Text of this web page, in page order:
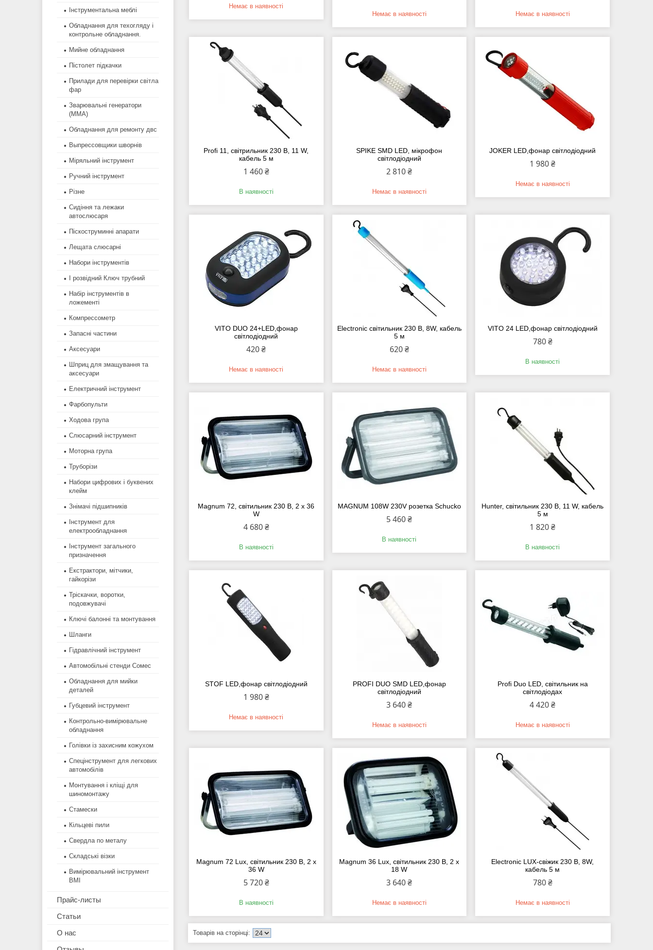
Немає в наявності
Немає в наявності Немає в наявності
Profi 11, cвітрильник 230 В, 11 W,
кабель 5 м
1 460 ₴
В наявності
SPIKE SMD LED, мікрофон
світлодіодний
2 810 ₴
Немає в наявності
JOKER LED,фонар світлодіодний
1 980 ₴
Немає в наявності
VITO DUO 24+LED,фонар
світлодіодний
420 ₴
Немає в наявності
Electronic світильник 230 В, 8W, кабель
5 м
620 ₴
Немає в наявності
VITO 24 LED,фонар світлодіодний
780 ₴
В наявності
Magnum 72, світильник 230 В, 2 х 36
W
4 680 ₴
В наявності
MAGNUM 108W 230V розетка Schucko
5 460 ₴
В наявності
Hunter, світильник 230 В, 11 W, кабель
5 м
1 820 ₴
В наявності
STOF LED,фонар світлодіодний
1 980 ₴
Немає в наявності
PROFI DUO SMD LED,фонар
світлодіодний
3 640 ₴
Немає в наявності
Profi Duo LED, світильник на
світлодіодах
4 420 ₴
Немає в наявності
Magnum 72 Lux, світильник 230 В, 2 х
36 W
5 720 ₴
В наявності
Magnum 36 Lux, світильник 230 В, 2 х
18 W
3 640 ₴
Немає в наявності
Electronic LUX-свіжик 230 В, 8W,
кабель 5 м
780 ₴
Немає в наявності
Інструментальна меблі
Обладнання для техогляду і
контрольне обладнання.
Мийне обладнання
Пістолет підкачки
Прилади для перевірки світла
фар
Зварювальні генератори
(MMA)
Обладнання для ремонту двс
Выпрессовщики шворнів
Міряльний інструмент
Ручний інструмент
Різне
Сидіння та лежаки
автослюсаря
Піскоструминні апарати
Лещата слюсарні
Набори інструментів
І розвідний Ключ трубний
Набір інструментів в
ложементі
Компрессометр
Запасні частини
Аксесуари
Шприц для змащування та
аксесуари
Електричний інструмент
Фарбопульти
Ходова група
Слюсарний інструмент
Моторна група
Труборізи
Набори цифрових і буквених
клейм
Знімачі підшипників
Інструмент для
електрообладнання
Інструмент загального
призначення
Екстрактори, мітчики,
гайкорізи
Тріскачки, воротки,
подовжувачі
Ключі балонні та монтування
Шланги
Гідравлічний інструмент
Автомобільні стенди Сомес
Обладнання для мийки
деталей
Губцевий інструмент
Контрольно-вимірювальне
обладнання
Голівки із захисним кожухом
Спецінструмент для легкових
автомобілів
Монтування і кліщі для
шиномонтажу
Стамески
Кільцеві пили
Свердла по металу
Складські візки
Вимірювальний інструмент
BMI
Прайс-листы
Статьи
О нас